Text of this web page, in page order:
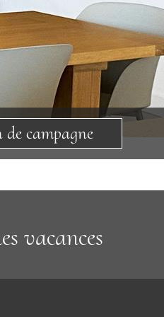
campagne
vacances